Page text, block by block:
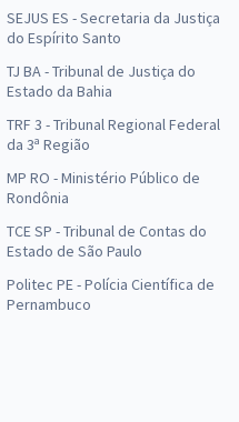
SEJUS ES - Secretaria da Justiça
do Espírito Santo
TJ BA - Tribunal de Justiça do
Estado da Bahia
TRF 3 - Tribunal Regional Federal
da 3ª Região
MP RO - Ministério Público de
Rondônia
TCE SP - Tribunal de Contas do
Estado de São Paulo
Politec PE - Polícia Científica de
Pernambuco